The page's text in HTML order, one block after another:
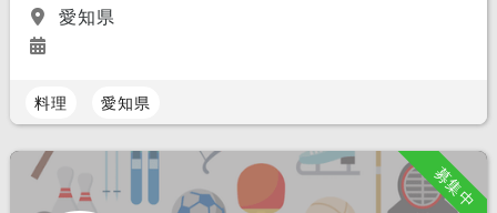
愛知県
料理 愛知県
募集中